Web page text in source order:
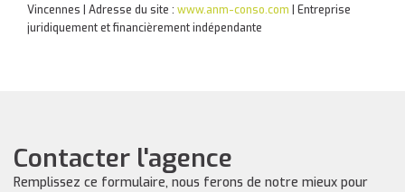
Vincennes | Adresse du site : www.anm-conso.com
Entreprise
juridiquement et financièrement indépendante
Contacter l'agence
Remplissez ce formulaire, nous ferons de notre mieux pour